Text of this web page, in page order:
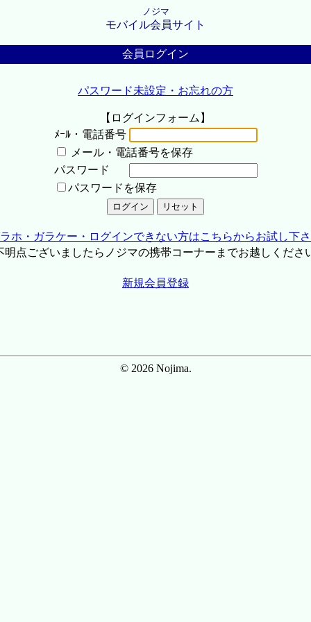
ノジマ
モバイル会員サイト
会員ログイン
パスワード未設定・お忘れの方
【ログインフォーム】
ﾒｰﾙ・電話番号
メール・電話番号を保存
パスワード
パスワードを保存
ホ・ガラケー・ログインできない方はこちらからお試し下
点ございましたらノジマの携帯コーナーまでお越しくださ
新規会員登録
© 2026 Nojima.